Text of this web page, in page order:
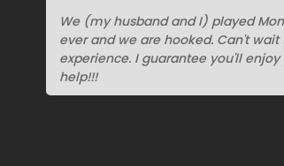
We (my husband and I) played
ever and we are hooked. Can't
experience. I guarantee you'll
help!!!